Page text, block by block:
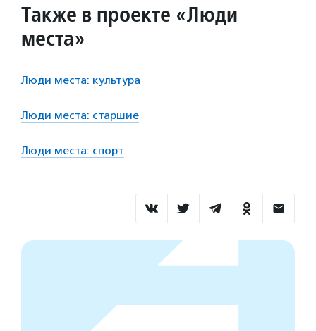
Также в проекте «Люди
места»
Люди места: культура
Люди места: старшие
Люди места: спорт